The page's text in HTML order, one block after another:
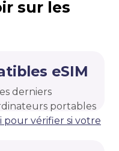
sur les
eSIM
derniers
portables
pour vérifier si votre